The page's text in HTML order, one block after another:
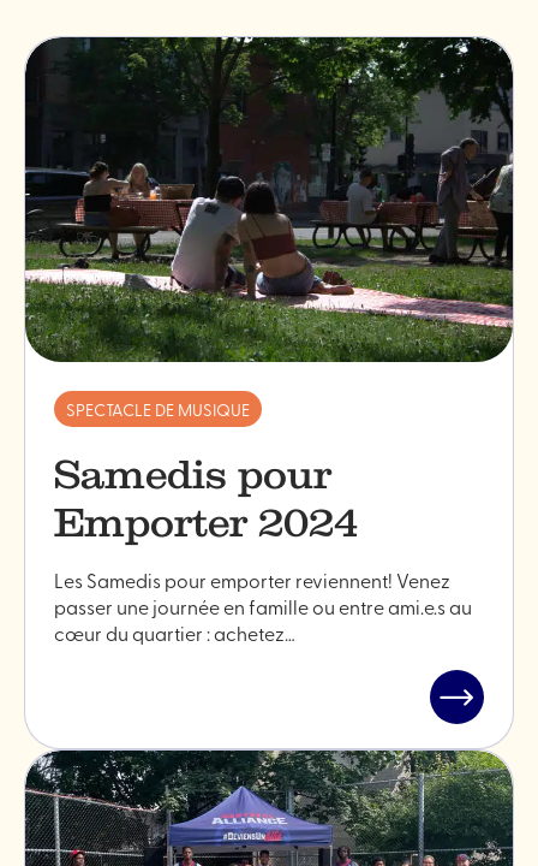
SPECTACLE DE MUSIQUE
Samedis pour
Emporter 2024
Les Samedis pour emporter reviennent! Venez
passer une journée en famille ou entre ami.e.s au
cœur du quartier : achetez…
Lire
l'article
"Samedis
pour
Emporter
2024"